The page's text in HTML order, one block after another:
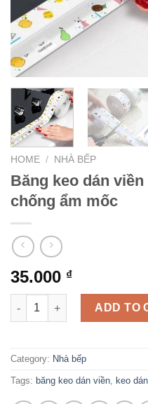
HOME / NHÀ BẾP
Băng keo dán
chống ẩm mốc
35.000 ₫
Băng keo dán viền nhà
ADD TO
Category: Nhà bếp
Tags: băng keo dán viền, keo